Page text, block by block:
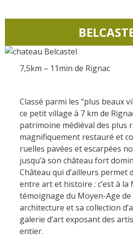
Vistas
Patrimonio y
El castillo y jardín de
Bournazel
El castillo de Belcastel
La cripta de Auzits en verano
Visitas y Museos
Las visitas guiadas
El museo de Georges
Rouquier en Goutrens
« Nuestros campos antes »
Actividades
Casas rurales y
Campings
Alojamientos
Camping-car
Las vinas
Las ferias y
mercados
del terruño
Recetas y
productos locales
7,5km – 11min de Rignac
Classé parmi les “plus beaux
ce petit village à 7 km de
patrimoine médiéval des plus
magnifiquement restauré et
ruelles pavées et escarpées
jusqu’à son château fort
Château qui d’ailleurs permet
entre art et histoire : c’est à la
témoignage du Moyen-Age
architecture et sa collection
galerie d’art exposant des
entier.